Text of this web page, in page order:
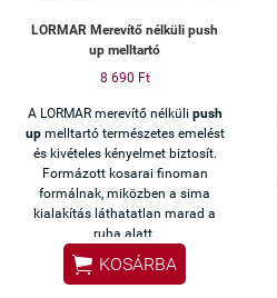
LORMAR Merevítő nélküli push
up melltartó
8 690 Ft
A LORMAR merevítő nélküli push
upmelltartó természetes emelést
és kivételes kényelmet biztosít.
Formázott kosarai finoman
formálnak, miközben a sima
kialakítás láthatatlan marad a
ruha alatt.
 KOSÁRBA